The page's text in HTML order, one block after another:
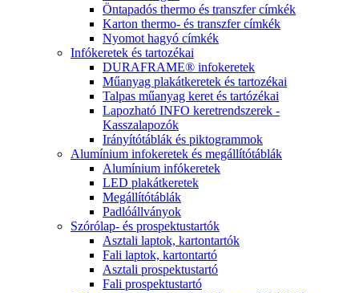
Öntapadós thermo és transzfer címkék
Karton thermo- és transzfer címkék
Nyomot hagyó címkék
Infókeretek és tartozékai
DURAFRAME® infokeretek
Műanyag plakátkeretek és tartozékai
Talpas műanyag keret és tartózékai
Lapozható INFO keretrendszerek -
Kasszalapozók
Irányítótáblák és piktogrammok
Alumínium infokeretek és megállítótáblák
Alumínium infókeretek
LED plakátkeretek
Megállítótáblák
Padlóállványok
Szórólap- és prospektustartók
Asztali laptok, kartontartók
Fali laptok, kartontartó
Asztali prospektustartó
Fali prospektustartó